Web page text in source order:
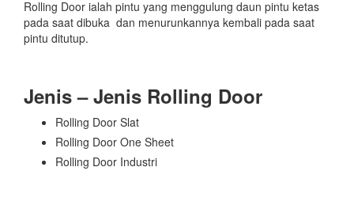
Rolling Door ialah pintu yang menggulung daun pintu ketas
pada saat dibuka dan menurunkannya kembali pada saat
pintu ditutup.
Jenis – Jenis Rolling Door
Rolling Door Slat
Rolling Door One Sheet
Rolling Door Industri